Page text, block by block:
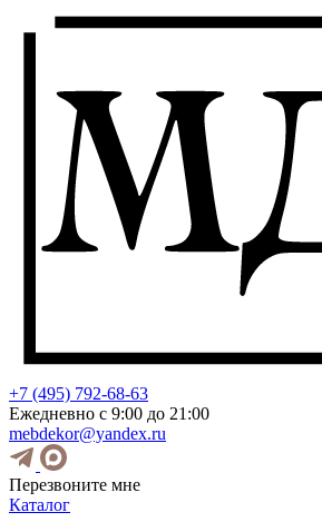
+7 (495) 792-68-63
Ежедневно с 9:00 до 21:00
mebdekor@yandex.ru
Перезвоните мне
Каталог